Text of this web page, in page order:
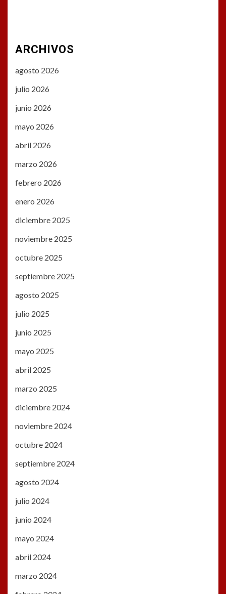
ARCHIVOS
agosto 2026
julio 2026
junio 2026
mayo 2026
abril 2026
marzo 2026
febrero 2026
enero 2026
diciembre 2025
noviembre 2025
octubre 2025
septiembre 2025
agosto 2025
julio 2025
junio 2025
mayo 2025
abril 2025
marzo 2025
diciembre 2024
noviembre 2024
octubre 2024
septiembre 2024
agosto 2024
julio 2024
junio 2024
mayo 2024
abril 2024
marzo 2024